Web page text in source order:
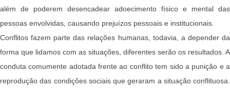
além de poderem desencadear adoecimento físico e mental das
pessoas envolvidas, causando prejuízos pessoais e institucionais.
Conflitos fazem parte das relações humanas, todavia, a depender da
forma que lidamos com as situações, diferentes serão os resultados. A
conduta comumente adotada frente ao conflito tem sido a punição e a
reprodução das condições sociais que geraram a situação conflituosa.